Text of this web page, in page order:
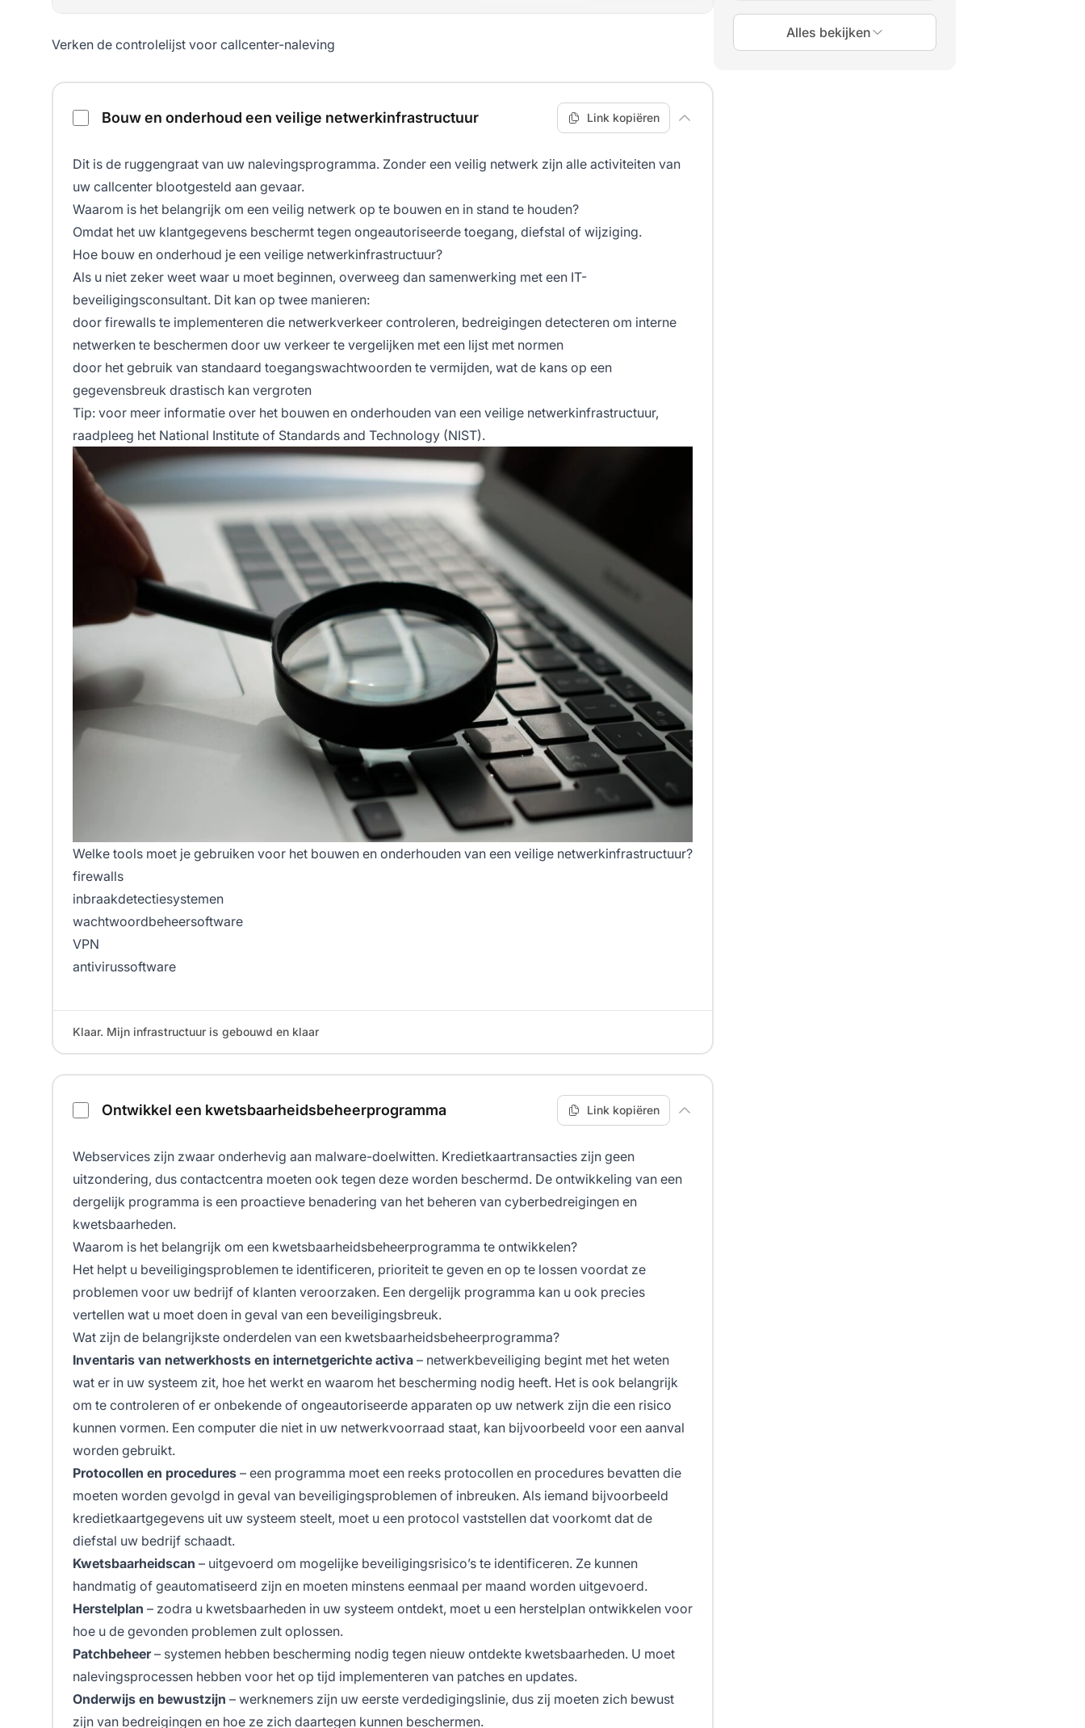
Verken de controlelijst voor callcenter-naleving
Controlelijst naleving callcenter
Bouw en onderhoud een veilige netwerkinfrastructuur Link kopiëren
Dit is de ruggengraat van uw nalevingsprogramma. Zonder een veilig netwerk zijn alle activiteiten van
uw callcenter blootgesteld aan gevaar.
Waarom is het belangrijk om een veilig netwerk op te bouwen en in stand te houden?
Omdat het uw klantgegevens beschermt tegen ongeautoriseerde toegang, diefstal of wijziging.
Hoe bouw en onderhoud je een veilige netwerkinfrastructuur?
Als u niet zeker weet waar u moet beginnen, overweeg dan samenwerking met een IT-
beveiligingsconsultant. Dit kan op twee manieren:
door firewalls te implementeren die netwerkverkeer controleren, bedreigingen detecteren om interne
netwerken te beschermen door uw verkeer te vergelijken met een lijst met normen
door het gebruik van standaard toegangswachtwoorden te vermijden, wat de kans op een
gegevensbreuk drastisch kan vergroten
Tip: voor meer informatie over het bouwen en onderhouden van een veilige netwerkinfrastructuur,
raadpleeg het National Institute of Standards and Technology (NIST).
Welke tools moet je gebruiken voor het bouwen en onderhouden van een veilige netwerkinfrastructuur?
firewalls
inbraakdetectiesystemen
wachtwoordbeheersoftware
VPN
antivirussoftware
Klaar. Mijn infrastructuur is gebouwd en klaar
Ontwikkel een kwetsbaarheidsbeheerprogramma Link kopiëren
Webservices zijn zwaar onderhevig aan malware-doelwitten. Kredietkaartransacties zijn geen
uitzondering, dus contactcentra moeten ook tegen deze worden beschermd. De ontwikkeling van een
dergelijk programma is een proactieve benadering van het beheren van cyberbedreigingen en
kwetsbaarheden.
Waarom is het belangrijk om een kwetsbaarheidsbeheerprogramma te ontwikkelen?
Het helpt u beveiligingsproblemen te identificeren, prioriteit te geven en op te lossen voordat ze
problemen voor uw bedrijf of klanten veroorzaken. Een dergelijk programma kan u ook precies
vertellen wat u moet doen in geval van een beveiligingsbreuk.
Wat zijn de belangrijkste onderdelen van een kwetsbaarheidsbeheerprogramma?
Inventaris van netwerkhosts en internetgerichte activa – netwerkbeveiliging begint met het weten
wat er in uw systeem zit, hoe het werkt en waarom het bescherming nodig heeft. Het is ook belangrijk
om te controleren of er onbekende of ongeautoriseerde apparaten op uw netwerk zijn die een risico
kunnen vormen. Een computer die niet in uw netwerkvoorraad staat, kan bijvoorbeeld voor een aanval
worden gebruikt.
Protocollen en procedures – een programma moet een reeks protocollen en procedures bevatten die
moeten worden gevolgd in geval van beveiligingsproblemen of inbreuken. Als iemand bijvoorbeeld
kredietkaartgegevens uit uw systeem steelt, moet u een protocol vaststellen dat voorkomt dat de
diefstal uw bedrijf schaadt.
Kwetsbaarheidscan – uitgevoerd om mogelijke beveiligingsrisico’s te identificeren. Ze kunnen
handmatig of geautomatiseerd zijn en moeten minstens eenmaal per maand worden uitgevoerd.
Herstelplan – zodra u kwetsbaarheden in uw systeem ontdekt, moet u een herstelplan ontwikkelen voor
hoe u de gevonden problemen zult oplossen.
Patchbeheer– systemen hebben bescherming nodig tegen nieuw ontdekte kwetsbaarheden. U moet
nalevingsprocessen hebben voor het op tijd implementeren van patches en updates.
Onderwijs en bewustzijn – werknemers zijn uw eerste verdedigingslinie, dus zij moeten zich bewust
zijn van bedreigingen en hoe ze zich daartegen kunnen beschermen.
Alles bekijken